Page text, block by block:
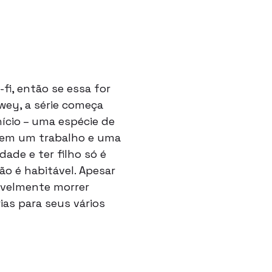
fi, então se essa for
a série começa
– uma espécie de
um trabalho e uma
e ter filho só é
é habitável. Apesar
morrer
para seus vários